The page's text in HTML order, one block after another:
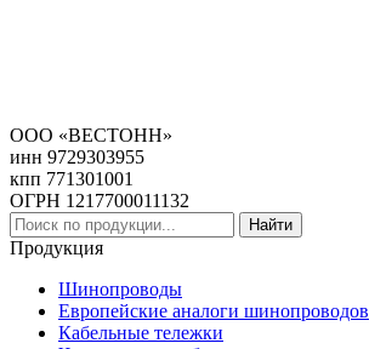
ООО «ВЕСТОНН»
инн 9729303955
кпп 771301001
ОГРН 1217700011132
Найти
Продукция
Шинопроводы
Европейские аналоги шинопроводов
Кабельные тележки